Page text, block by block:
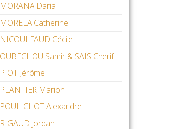
MORANA Daria
MORELA Catherine
NICOULEAUD Cécile
OUBECHOU Samir & SAÏS Cherif
PIOT Jérôme
PLANTIER Marion
POULICHOT Alexandre
RIGAUD Jordan